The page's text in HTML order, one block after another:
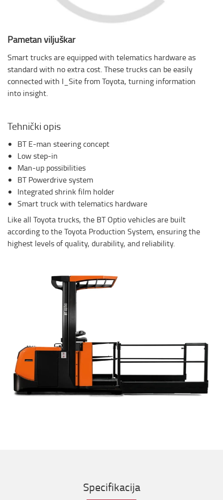
Pametan viljuškar
Smart trucks are equipped with telematics hardware as
standard with no extra cost. These trucks can be easily
connected with I_Site from Toyota, turning information
into insight.
Tehnički opis
BT E-man steering concept
Low step-in
Man-up possibilities
BT Powerdrive system
Integrated shrink film holder
Smart truck with telematics hardware
Like all Toyota trucks, the BT Optio vehicles are built
according to the Toyota Production System, ensuring the
highest levels of quality, durability, and reliability.
Specifikacija